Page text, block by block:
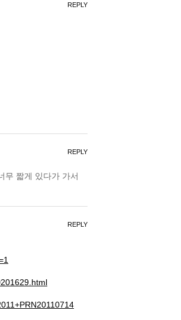
REPLY
무 짧게 있다가 가서
REPLY
REPLY